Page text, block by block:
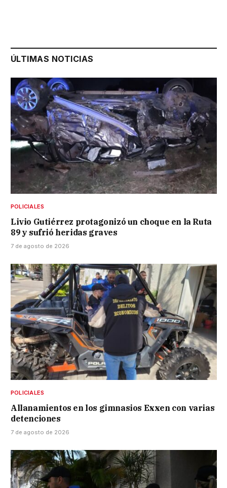
ÚLTIMAS NOTICIAS
POLICIALES
Livio Gutiérrez protagonizó un choque en la Ruta
89 y sufrió heridas graves
7 de agosto de 2026
POLICIALES
Allanamientos en los gimnasios Exxen con varias
detenciones
7 de agosto de 2026